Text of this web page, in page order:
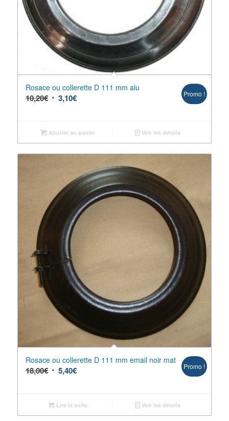
Rosace ou collerette D 111 mm alu
10,20€ 3,10€ Promo !
Ajouter au panier Voir les détails
Rosace ou collerette D 111 mm email noir mat
18,00€ 5,40€ Promo !
Lire la suite Voir les détails